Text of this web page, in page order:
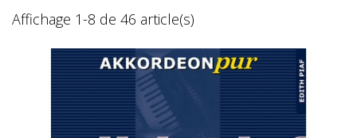
Affichage 1-8 de 46 article(s)